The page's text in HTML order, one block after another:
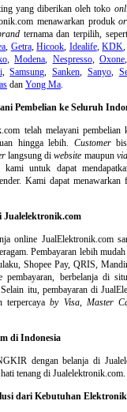
yang diberikan oleh toko
menawarkan produk
ternama dan terpilih,
, Getra,Hicook, Idealife,KDK,
,Modena, Nespresso, Oxone
,Samsung,Sanken, Sanyo,
dan Yong Ma.
Pembelian ke Seluruh
telah melayani pembelian
hingga lebih. Customer
langsung diwebsite maupun
kami untuk dapat
Kami dapat
Jualelektronik.com
online JualElektronik.com
Pembayaran lebih
Shopee Pay, QRIS,
pembayaran, berbelanja di
itu, pembayaran di
terpercayaby Visa, Master
di Indonesia
dengan belanja di
tenang di Jualelektronik.com.
dari Kebutuhan